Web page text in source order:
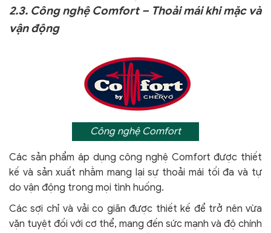
2.3. Công nghệ Comfort – Thoải mái khi mặc và
vận động
Công nghệ Comfort
Các sản phẩm áp dụng công nghệ Comfortđược thiết
kế và sản xuất nhằm mang lại sự thoải mái tối đa và tự
do vận động trong mọi tình huống.
Các sợi chỉ và vải co giãn được thiết kế để trở nên vừa
vặn tuyệt đối với cơ thể, mang đến sức mạnh và độ chính